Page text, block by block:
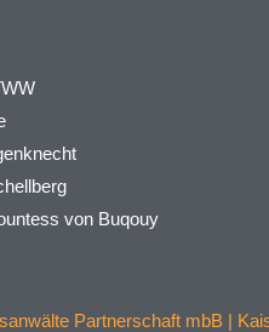
von Buqouy
Partnerschaft mbB |